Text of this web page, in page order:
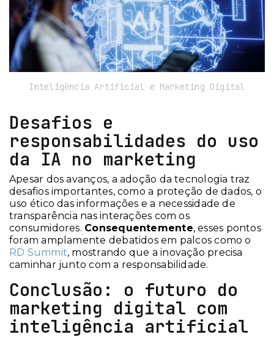
Inteligência Artificial e Marketing Digital
Desafios e
responsabilidades do uso
da IA no marketing
Apesar dos avanços, a adoção da tecnologia traz
desafios importantes, como a proteção de dados, o
uso ético das informações e a necessidade de
transparência nas interações com os
consumidores. Consequentemente, esses pontos
foram amplamente debatidos em palcos como o
RD Summit, mostrando que a inovação precisa
caminhar junto com a responsabilidade.
Conclusão: o futuro do
marketing digital com
inteligência artificial